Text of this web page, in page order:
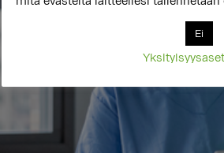
Ei